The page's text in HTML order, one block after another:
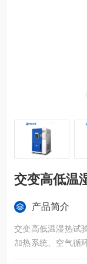
交变高低温
产品简介
交变高低温湿热试
加热系统、空气循
冷轧钢板静电喷塑